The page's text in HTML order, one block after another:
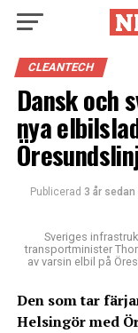
CLEANTECH
Dansk och
nya
Publicerad 3 år sedan
Sveriges
transportminister
av varsin elbil på
Den som tar
Helsingör med